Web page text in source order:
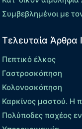
Συμβεβλημένοι με
Τελευταία Άρθρα
Πεπτικό έλκος
Γαστροσκόπηση
Κολονοσκόπηση
Καρκίνος μαστού. Η
Πολύποδες παχέος